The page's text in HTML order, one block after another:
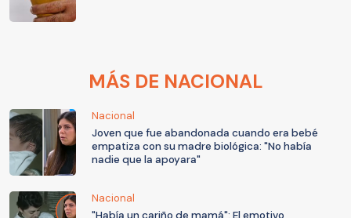
MÁS DE NACIONAL
Nacional
Joven que fue abandonada cuando era bebé
empatiza con su madre biológica: "No había
nadie que la apoyara"
Nacional
"Había un cariño de mamá": El emotivo